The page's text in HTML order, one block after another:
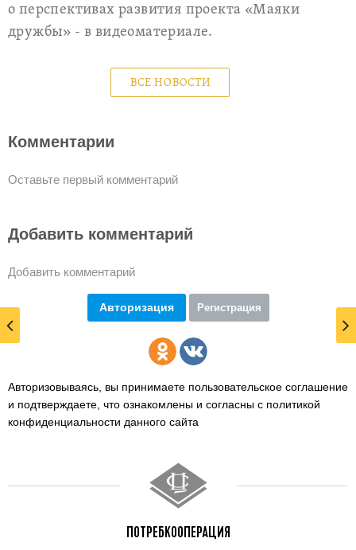
о перспективах развития проекта «Маяки
дружбы» - в видеоматериале.
ВСЕ НОВОСТИ
Комментарии
Оставьте первый комментарий
Добавить комментарий
Добавить комментарий
Авторизация Регистрация
Авторизовываясь, вы принимаете пользовательское соглашение
и подтверждаете, что ознакомлены и согласны с политикой
конфиденциальности данного сайта
ПОТРЕБКООПЕРАЦИЯ